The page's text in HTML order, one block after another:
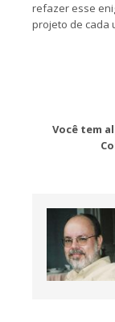
refazer esse
projeto de cada
Você tem